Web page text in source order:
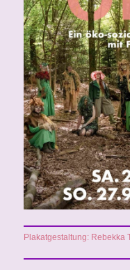
Plakatgestaltung: Rebekka